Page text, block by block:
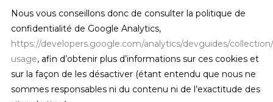
Nous vous conseillons donc de consulter la politique de
confidentialité de Google Analytics,
https://developers.google.com/analytics/devguides/
usage, afin d’obtenir plus d’informations sur ces cookies et
sur la façon de les désactiver (étant entendu que nous ne
sommes responsables ni du contenu ni de l’exactitude des